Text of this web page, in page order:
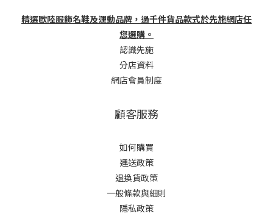
精選歐陸服飾名鞋及運動品牌，過千件貨品款式於先施網店任
您選購。
認識先施
分店資料
網店會員制度
顧客服務
如何購買
運送政策
退換貨政策
一般條款與細則
隱私政策